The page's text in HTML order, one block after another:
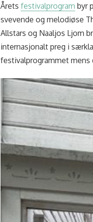
Årets festivalprogram byr
svevende og melodiøse
Allstars og Naaljos Ljom
internasjonalt preg i
festivalprogrammet